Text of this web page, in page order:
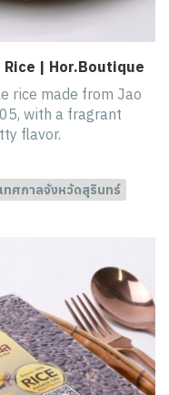
| Hor.Boutique
rice made from Jao
with a fragrant
flavor.
เทศกาลจังหวัดสุรินทร์